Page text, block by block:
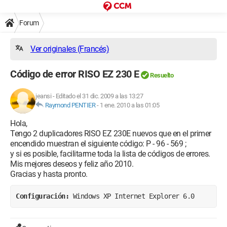
Forum
Ver originales (Francés)
Código de error RISO EZ 230 E Resuelto
jeansi - Editado el 31 dic. 2009 a las 13:27
Raymond PENTIER- 1 ene. 2010 a las 01:05
Hola,
Tengo 2 duplicadores RISO EZ 230E nuevos que en el primer
encendido muestran el siguiente código: P - 96 - 569 ;
y si es posible, facilitarme toda la lista de códigos de errores.
Mis mejores deseos y feliz año 2010.
Gracias y hasta pronto.
Configuración: Windows XP Internet Explorer 6.0